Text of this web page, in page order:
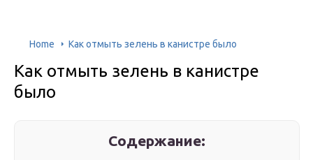
Home Как отмыть зелень в канистре было
Как отмыть зелень в канистре
было
Содержание: